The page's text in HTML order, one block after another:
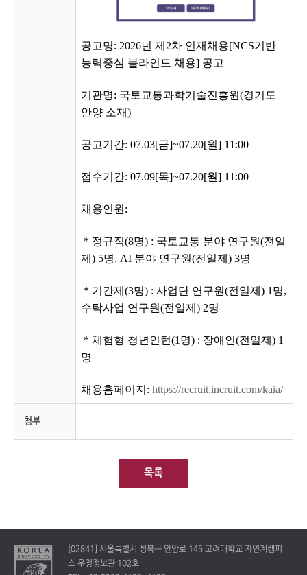
공고명: 2026년 제2차 인재채용[NCS기반
능력중심 블라인드 채용] 공고
기관명: 국토교통과학기술진흥원(경기도
안양 소재)
공고기간: 07.03[금]~07.20[월] 11:00
접수기간: 07.09[목]~07.20[월] 11:00
채용인원:
* 정규직(8명) : 국토교통 분야 연구원(전일
제) 5명, AI 분야 연구원(전일제) 3명
* 기간제(3명) : 사업단 연구원(전일제) 1명,
수탁사업 연구원(전일제) 2명
* 체험형 청년인턴(1명) : 장애인(전일제) 1
명
채용홈페이지: https://recruit.incruit.com/kaia/
첨부
목록
[02841] 서울특별시 성북구 안암로 145 고려대학교 자연계캠퍼
스 우정정보관 102호